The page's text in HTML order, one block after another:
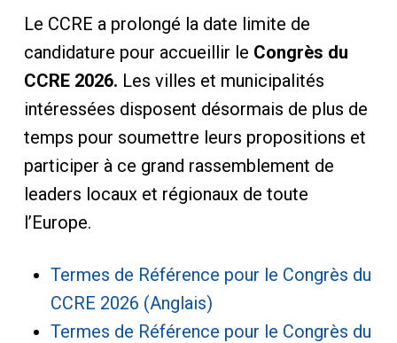
Le CCRE a prolongé la date limite de
candidature pour accueillir le Congrès du
CCRE 2026. Les villes et municipalités
intéressées disposent désormais de plus de
temps pour soumettre leurs propositions et
participer à ce grand rassemblement de
leaders locaux et régionaux de toute
l’Europe.
Termes de Référence pour le Congrès du
CCRE 2026 (Anglais)
Termes de Référence pour le Congrès du